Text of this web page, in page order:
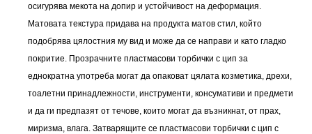
осигурява мекота на допир и устойчивост на деформация.
Матовата текстура придава на продукта матов стил, който
подобрява цялостния му вид и може да се направи и като гладко
покритие. Прозрачните пластмасови торбички с цип за
еднократна употреба могат да опаковат цялата козметика, дрехи,
тоалетни принадлежности, инструменти, консумативи и предмети
и да ги предпазят от течове, които могат да възникнат, от прах,
миризма, влага. Затварящите се пластмасови торбички с цип с